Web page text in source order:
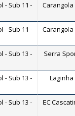
- Sub 11 -
Carangola
- Sub 11 -
Carangola
- Sub 13 -
Serra
- Sub 13 -
Laginha
- Sub 13 -
EC